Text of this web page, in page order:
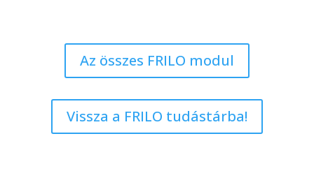
Az összes FRILO modul
Vissza a FRILO tudástárba!